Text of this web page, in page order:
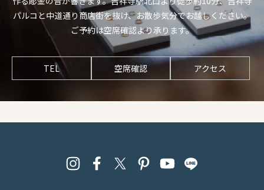
パルコと中道通り商店街を抜け、お散歩気分でお越しください。
ご予約は空席確認より承ります。
TEL 空席確認 アクセス